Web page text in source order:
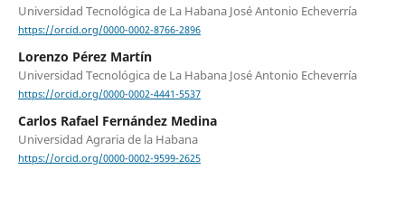
Universidad Tecnológica de La Habana José Antonio Echeverría
https://orcid.org/0000-0002-8766-2896
Lorenzo Pérez Martín
Universidad Tecnológica de La Habana José Antonio Echeverría
https://orcid.org/0000-0002-4441-5537
Carlos Rafael Fernández Medina
Universidad Agraria de la Habana
https://orcid.org/0000-0002-9599-2625